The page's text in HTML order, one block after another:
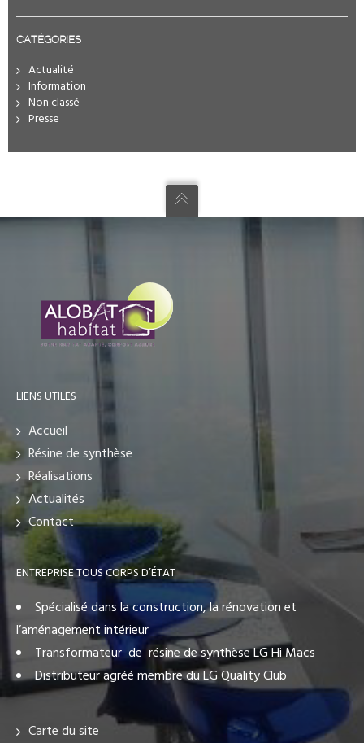
CATÉGORIES
Actualité
Information
Non classé
Presse
LIENS UTILES
Accueil
Résine de synthèse
Réalisations
Actualités
Contact
ENTREPRISE TOUS CORPS D’ÉTAT
Spécialisé dans la construction, la rénovation et
l’aménagement intérieur
Transformateur de résine de synthèse LG Hi Macs
Distributeur agréé membre du LG Quality Club
Carte du site